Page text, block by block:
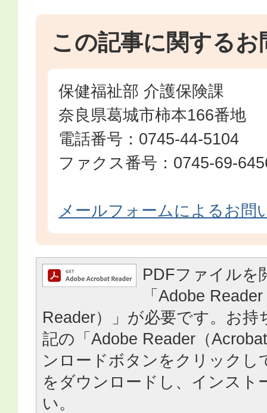
この記事に関するお
保健福祉部 介護保険課
奈良県葛城市柿本166番地
電話番号：0745-44-5104
ファクス番号：0745-69-
メールフォームによるお問
PDFファイルを
「Adobe
Reader）」が必要です。お持
記の「Adobe Reader（
ンロードボタンをクリックし
をダウンロードし、インスト
い。